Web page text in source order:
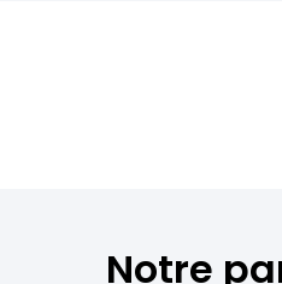
Notre